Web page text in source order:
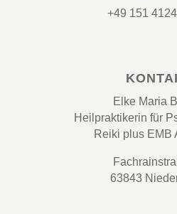
+49 151
Elke Maria
Heilpraktikerin für
Reiki plus EMB
63843